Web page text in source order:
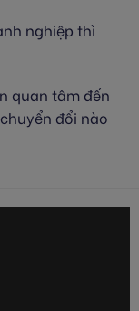
nghiệp thì
quan tâm đến
đổi nào